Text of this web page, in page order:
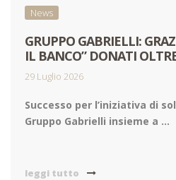
News
GRUPPO GABRIELLI:
IL BANCO” DONATI OLTRE
ALIMENTI ALLE FAMIGLIE
29 Luglio 2026
Successo per l’iniziativa di
Gruppo Gabrielli insieme a ...
leggi tutto